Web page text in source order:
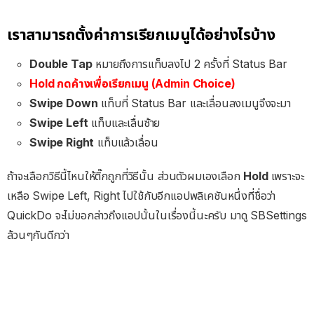
เราสามารถตั้งค่าการเรียกเมนูได้อย่างไรบ้าง
Double Tapหมายถึงการแท็บลงไป 2 ครั้งที่ Status Bar
Hold กดค้างเพื่อเรียกเมนู (Admin Choice)
Swipe Down แท็บที่ Status Bar และเลื่อนลงเมนูจึงจะมา
Swipe Leftแท็บและเลื่นซ้าย
Swipe Right แท็บแล้วเลื่อน
ถ้าจะเลือกวิธีนี้ไหนให้ติ๊กถูกที่วิธีนั้น ส่วนตัวผมเองเลือก Hold เพราะจะ
เหลือ Swipe Left, Right ไปใช้กับอีกแอปพลิเคชันหนึ่งที่ชื่อว่า
QuickDo จะไม่ขอกล่าวถึงแอปนั้นในเรื่องนี้นะครับ มาดู SBSettings
ล้วนๆกันดีกว่า